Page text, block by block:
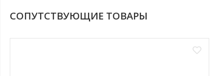
СОПУТСТВУЮЩИЕ ТОВАРЫ